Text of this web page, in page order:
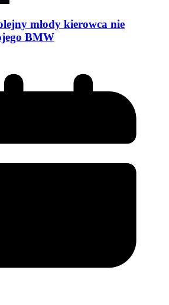
młody kierowca nie
BMW